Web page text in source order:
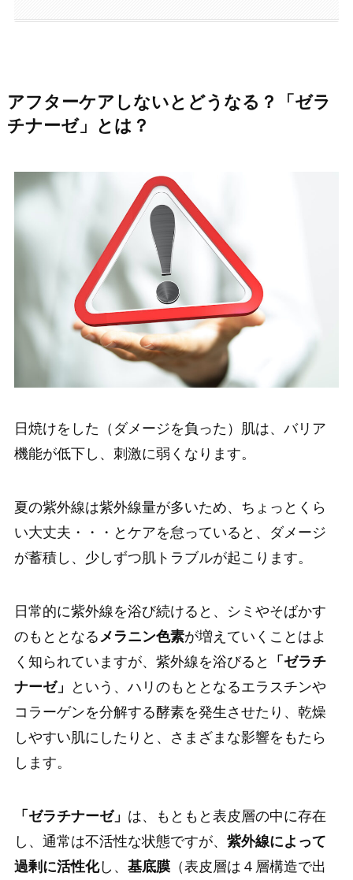
アフターケアしないとどうなる？「ゼラ
チナーゼ」とは？
日焼けをした（ダメージを負った）肌は、バリア
機能が低下し、刺激に弱くなります。
夏の紫外線は紫外線量が多いため、ちょっとくら
い大丈夫・・・とケアを怠っていると、ダメージ
が蓄積し、少しずつ肌トラブルが起こります。
日常的に紫外線を浴び続けると、シミやそばかす
のもととなる メラニン色素が増えていくことはよ
く知られていますが、紫外線を浴びると
「ゼラチ
ナーゼ」
という、ハリのもととなるエラスチンや
コラーゲンを分解する酵素を発生させたり、乾燥
しやすい肌にしたりと、さまざまな影響をもたら
します。
「ゼラチナーゼ」 は、もともと表皮層の中に存在
し、通常は不活性な状態ですが、 紫外線によって
過剰に活性化し、 基底膜（表皮層は４層構造で出